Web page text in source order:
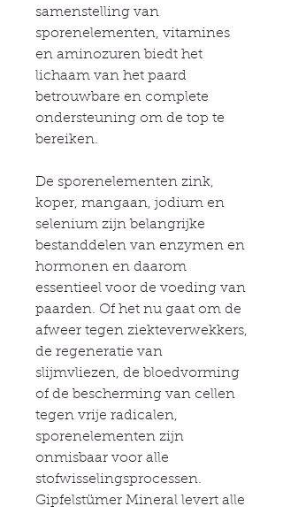
samenstelling van
sporenelementen, vitamines
en aminozuren biedt het
lichaam van het paard
betrouwbare en complete
ondersteuning om de top te
bereiken.
De sporenelementen zink,
koper, mangaan, jodium en
selenium zijn belangrijke
bestanddelen van enzymen en
hormonen en daarom
essentieel voor de voeding van
paarden. Of het nu gaat om de
afweer tegen ziekteverwekkers,
de regeneratie van
slijmvliezen, de bloedvorming
of de bescherming van cellen
tegen vrije radicalen,
sporenelementen zijn
onmisbaar voor alle
stofwisselingsprocessen.
Gipfelstümer Mineral levert alle